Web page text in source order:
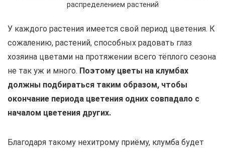
распределением растений
У каждого растения имеется свой период цветения. К
сожалению, растений, способных радовать глаз
хозяина цветами на протяжении всего тёплого сезона
не так уж и много. Поэтому цветы на клумбах
должны подбираться таким образом, чтобы
окончание периода цветения одних совпадало с
началом цветения других.
Благодаря такому нехитрому приёму, клумба будет